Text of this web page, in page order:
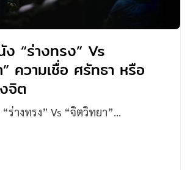
ง “ร่างทรง” Vs
ความเชื่อ ศรัทธา หรือ
จิต
ร่างทรง” Vs “จิตวิทยา”…